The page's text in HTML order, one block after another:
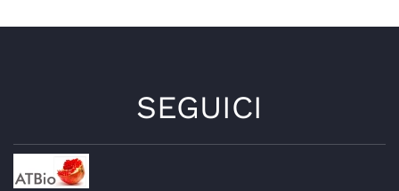
SEGUICI